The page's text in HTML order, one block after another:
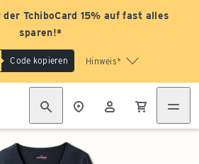
TchiboCard 15% auf fast alles
sparen!*
Code kopieren Hinweis*